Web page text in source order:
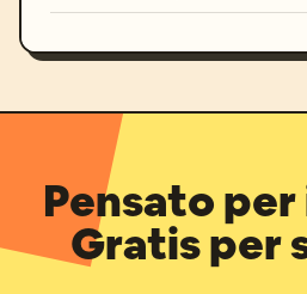
Pensato
Gratis per